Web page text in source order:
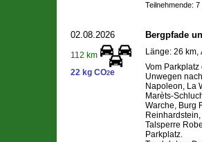
Teilnehmende:
02.08.2026
112 km
22 kg CO2e
Bergpfade
Länge: 26 km,
Vom
Unwegen
Napoleon, La
Marèts-
Warche, Burg
Talsperre
Parkplatz.